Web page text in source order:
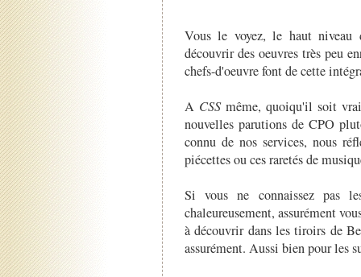
Vous le voyez, le haut niveau
découvrir des oeuvres très peu
chefs-d'oeuvre font de cette
A CSSmême, quoiqu'il soit
nouvelles parutions de CPO
connu de nos services, nous
piécettes ou ces raretés de
Si vous ne connaissez pas
chaleureusement, assurément
à découvrir dans les tiroirs de
assurément. Aussi bien pour les